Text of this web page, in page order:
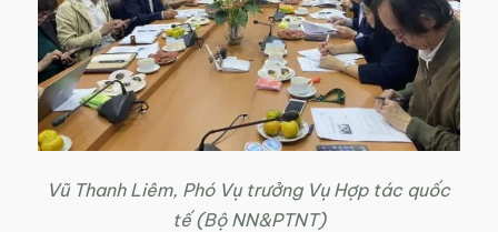
Vũ Thanh Liêm, Phó Vụ trưởng Vụ Hợp tác quốc
tế (Bộ NN&PTNT)